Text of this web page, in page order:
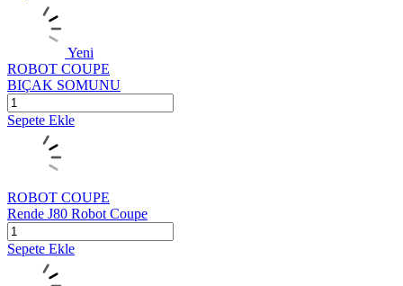
Yeni
ROBOT COUPE
BIÇAK SOMUNU
Sepete Ekle
ROBOT COUPE
Rende J80 Robot Coupe
Sepete Ekle